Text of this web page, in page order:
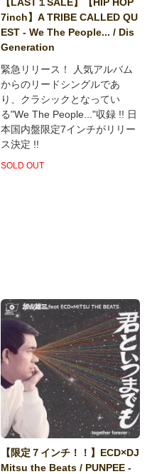
7inch】A TRIBE CALLED QU
EST - We The People... / Dis
Generation
緊急リリース！ 人気アルバム
からのリードシングルであ
り、クラシックとなってい
る"We The People..."収録 !! 日
本国内盤限定7インチがリリー
ス決定 !!
SOLD OUT
【限定７インチ！！】ECD×DJ
Mitsu the Beats / PUNPEE -